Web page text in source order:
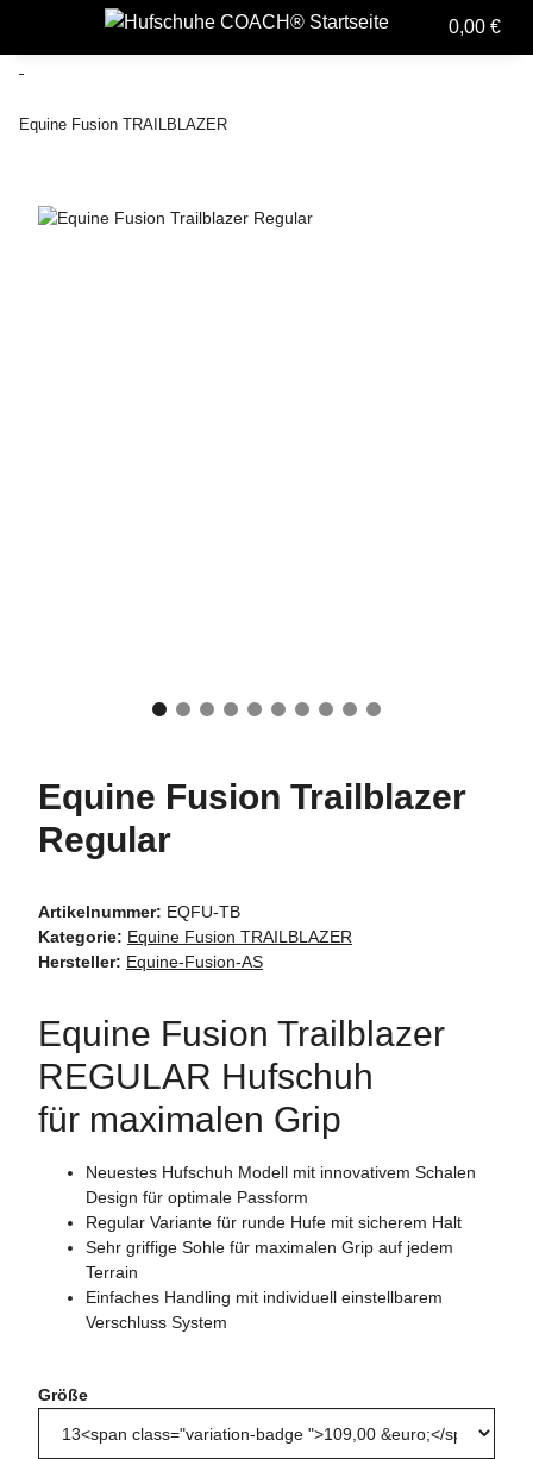
0,00 €
Equine Fusion TRAILBLAZER
Equine Fusion Trailblazer
Regular
Artikelnummer: EQFU-TB
Kategorie: Equine Fusion TRAILBLAZER
Hersteller: Equine-Fusion-AS
Equine Fusion Trailblazer
REGULAR Hufschuh
für maximalen Grip
Neuestes Hufschuh Modell mit innovativem Schalen
Design für optimale Passform
Regular Variante für runde Hufe mit sicherem Halt
Sehr griffige Sohle für maximalen Grip auf jedem
Terrain
Einfaches Handling mit individuell einstellbarem
Verschluss System
Größe